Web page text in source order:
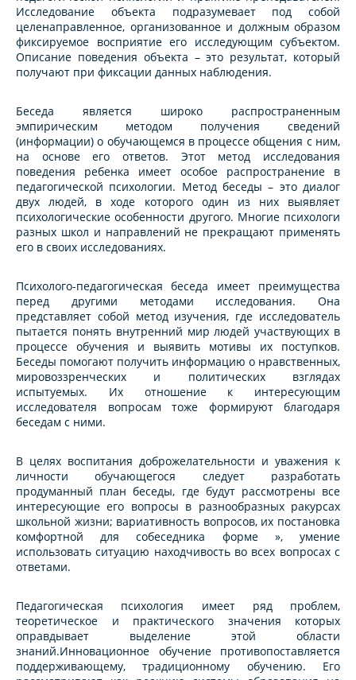
Исследование объекта подразумевает под собой
целенаправленное, организованное и должным образом
фиксируемое восприятие его исследующим субъектом.
Описание поведения объекта – это результат, который
получают при фиксации данных наблюдения.
Беседа является широко распространенным
эмпирическим методом получения сведений
(информации) о обучающемся в процессе общения с ним,
на основе его ответов. Этот метод исследования
поведения ребенка имеет особое распространение в
педагогической психологии. Метод беседы – это диалог
двух людей, в ходе которого один из них выявляет
психологические особенности другого. Многие психологи
разных школ и направлений не прекращают применять
его в своих исследованиях.
Психолого-педагогическая беседа имеет преимущества
перед другими методами исследования. Она
представляет собой метод изучения, где исследователь
пытается понять внутренний мир людей участвующих в
процессе обучения и выявить мотивы их поступков.
Беседы помогают получить информацию о нравственных,
мировоззренческих и политических взглядах
испытуемых. Их отношение к интересующим
исследователя вопросам тоже формируют благодаря
беседам с ними.
В целях воспитания доброжелательности и уважения к
личности обучающегося следует разработать
продуманный план беседы, где будут рассмотрены все
интересующие его вопросы в разнообразных ракурсах
школьной жизни; вариативность вопросов, их постановка
комфортной для собеседника форме », умение
использовать ситуацию находчивость во всех вопросах с
ответами.
Педагогическая психология имеет ряд проблем,
теоретическое и практического значения которых
оправдывает выделение этой области
знаний.Инновационное обучение противопоставляется
поддерживающему, традиционному обучению. Его